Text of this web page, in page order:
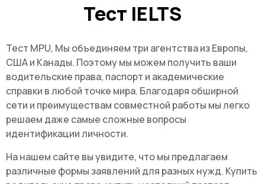
Тест IELTS
Тест MPU, Мы объединяем три агентства из Европы,
США и Канады. Поэтому мы можем получить ваши
водительские права, паспорт и академические
справки в любой точке мира. Благодаря обширной
сети и преимуществам совместной работы мы легко
решаем даже самые сложные вопросы
идентификации личности.
На нашем сайте вы увидите, что мы предлагаем
различные формы заявлений для разных нужд. Купить